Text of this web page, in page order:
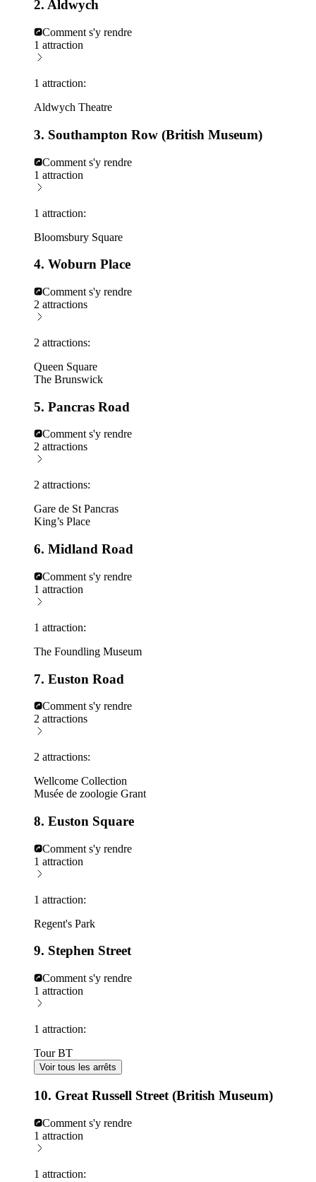
2. Aldwych
Comment s'y rendre
1 attraction
1 attraction:
Aldwych Theatre
3. Southampton Row (British Museum)
Comment s'y rendre
1 attraction
1 attraction:
Bloomsbury Square
4. Woburn Place
Comment s'y rendre
2 attractions
2 attractions:
Queen Square
The Brunswick
5. Pancras Road
Comment s'y rendre
2 attractions
2 attractions:
Gare de St Pancras
King’s Place
6. Midland Road
Comment s'y rendre
1 attraction
1 attraction:
The Foundling Museum
7. Euston Road
Comment s'y rendre
2 attractions
2 attractions:
Wellcome Collection
Musée de zoologie Grant
8. Euston Square
Comment s'y rendre
1 attraction
1 attraction:
Regent's Park
9. Stephen Street
Comment s'y rendre
1 attraction
1 attraction:
Tour BT
Voir tous les arrêts
10. Great Russell Street (British Museum)
Comment s'y rendre
1 attraction
1 attraction: